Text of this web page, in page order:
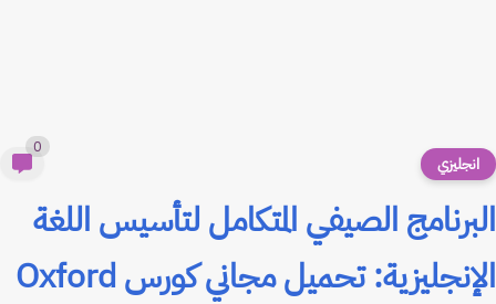
انجليزي
0
البرنامج الصيفي المتكامل لتأسيس اللغة
الإنجليزية: تحميل مجاني كورس Oxford